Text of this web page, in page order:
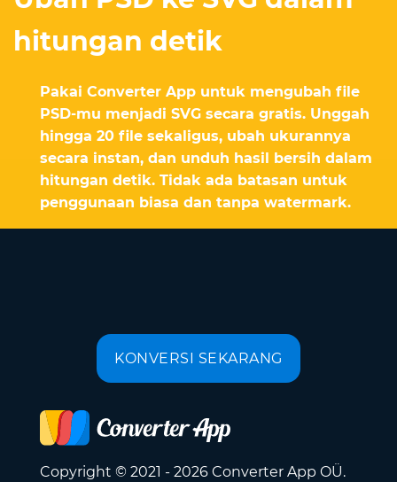
hitungan detik
Pakai Converter App untuk mengubah file
PSD-mu menjadi SVG secara gratis. Unggah
hingga 20 file sekaligus, ubah ukurannya
secara instan, dan unduh hasil bersih dalam
hitungan detik. Tidak ada batasan untuk
penggunaan biasa dan tanpa watermark.
KONVERSI SEKARANG
Copyright © 2021 - 2026 Converter App OÜ.